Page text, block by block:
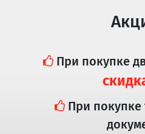
При покупке
При покупке